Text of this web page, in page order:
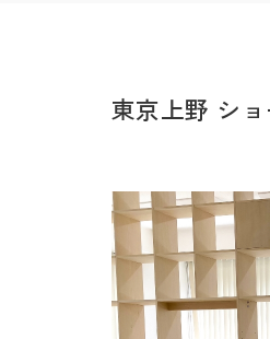
東京上野 シ